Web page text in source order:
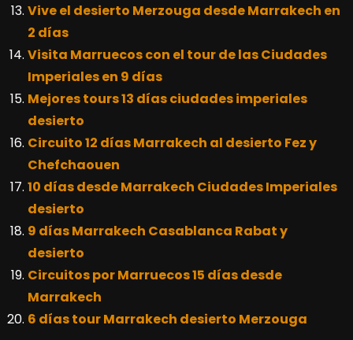
Vive el desierto Merzouga desde Marrakech en
2 días
Visita Marruecos con el tour de las Ciudades
Imperiales en 9 días
Mejores tours 13 días ciudades imperiales
desierto
Circuito 12 días Marrakech al desierto Fez y
Chefchaouen
10 días desde Marrakech Ciudades Imperiales
desierto
9 días Marrakech Casablanca Rabat y
desierto
Circuitos por Marruecos 15 días desde
Marrakech
6 días tour Marrakech desierto Merzouga